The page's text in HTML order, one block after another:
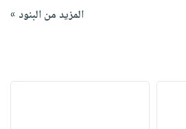
المزيد من البنود »